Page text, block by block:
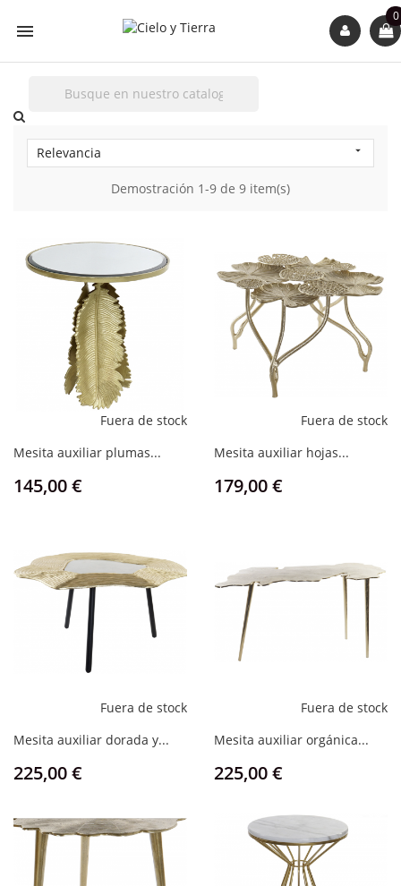

0
Relevancia 
Demostración 1-9 de 9 item(s)
Fuera de stock
Mesita auxiliar plumas...
Precio
145,00 €
Fuera de stock
Mesita auxiliar hojas...
Precio
179,00 €
Fuera de stock
Mesita auxiliar dorada y...
Precio
225,00 €
Fuera de stock
Mesita auxiliar orgánica...
Precio
225,00 €